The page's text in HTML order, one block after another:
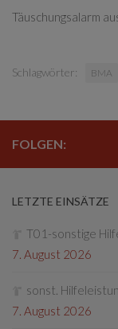
Täuschungsalarm
Schlagwörter: BMA
FOLGEN:
LETZTE EINSÄTZE
T01-sonstige
7. August 2026
sonst.
7. August 2026